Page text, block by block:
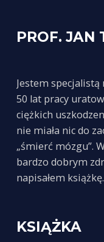
PROF. JAN
Jestem
50 lat pracy
ciężkich
nie miała nic do
„śmierć mózgu”.
bardzo dobrym
napisałem książkę.
KSIĄŻKA